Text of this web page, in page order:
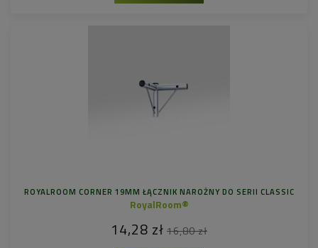
ROYALROOM CORNER 19MM ŁĄCZNIK NAROŻNY DO SERII CLASSIC
RoyalRoom®
14,28 zł 16,80 zł